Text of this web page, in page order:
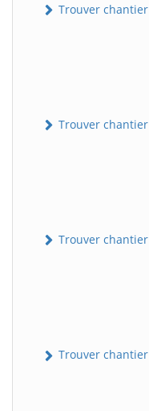
Trouver
Trouver
Trouver
Trouver